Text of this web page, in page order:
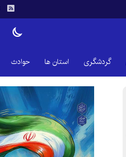
گردشگری استان ها حوادث